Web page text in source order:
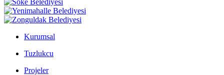
Kurumsal
Tuzlukcu
Projeler